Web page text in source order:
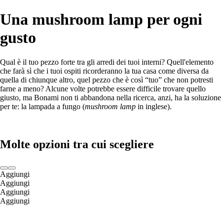
Una mushroom lamp per ogni
gusto
Qual è il tuo pezzo forte tra gli arredi dei tuoi interni? Quell'elemento
che farà sì che i tuoi ospiti ricorderanno la tua casa come diversa da
quella di chiunque altro, quel pezzo che è così “tuo” che non potresti
farne a meno? Alcune volte potrebbe essere difficile trovare quello
giusto, ma Bonami non ti abbandona nella ricerca, anzi, ha la soluzione
per te: la lampada a fungo (mushroom lamp in inglese).
Molte opzioni tra cui scegliere
Aggiungi
Aggiungi
Aggiungi
Aggiungi